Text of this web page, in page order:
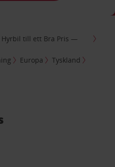
Hyrbil till ett Bra Pris —
Europa
Tyskland